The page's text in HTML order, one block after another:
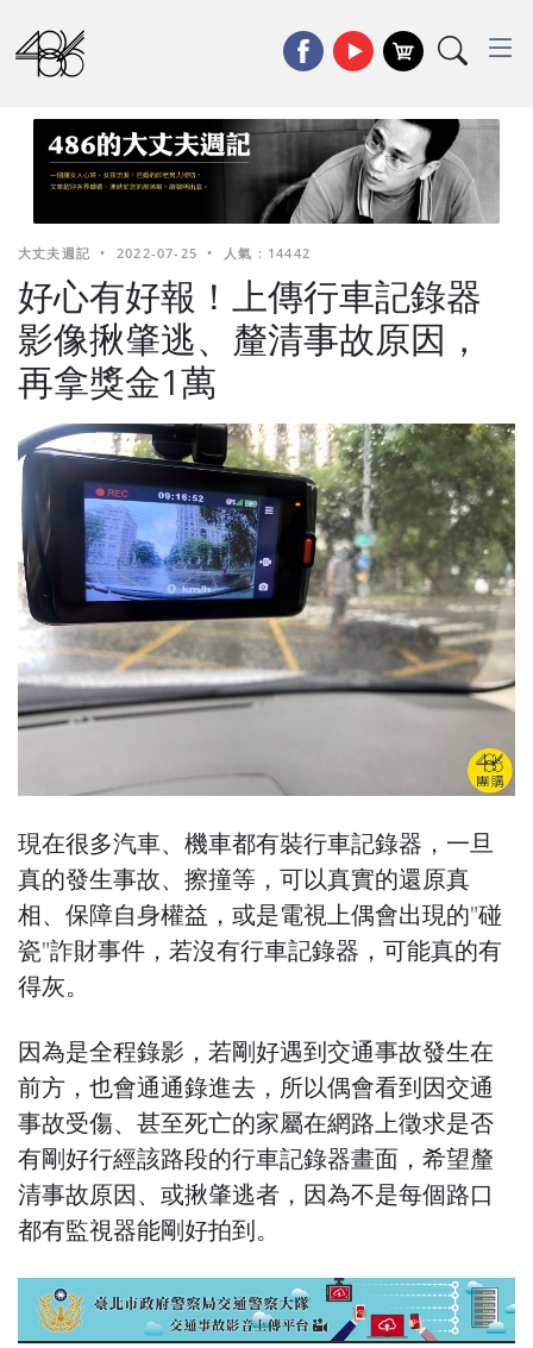
大丈夫週記 • 2022-07-25 • 人氣 : 14442
好心有好報！上傳行車記錄器
影像揪肇逃、釐清事故原因，
再拿獎金1萬
現在很多汽車、機車都有裝行車記錄器，一旦
真的發生事故、擦撞等，可以真實的還原真
相、保障自身權益，或是電視上偶會出現的"碰
瓷"詐財事件，若沒有行車記錄器，可能真的有
得灰。
因為是全程錄影，若剛好遇到交通事故發生在
前方，也會通通錄進去，所以偶會看到因交通
事故受傷、甚至死亡的家屬在網路上徵求是否
有剛好行經該路段的行車記錄器畫面，希望釐
清事故原因、或揪肇逃者，因為不是每個路口
都有監視器能剛好拍到。